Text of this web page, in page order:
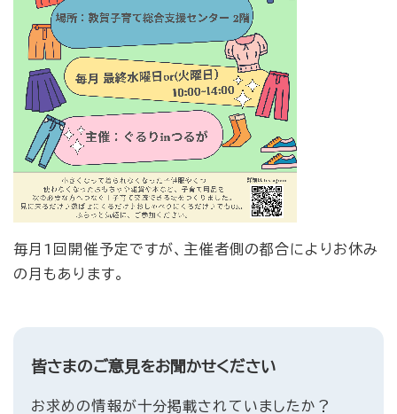
毎月1回開催予定ですが、主催者側の都合によりお休み
の月もあります。
皆さまのご意見をお聞かせください
お求めの情報が十分掲載されていましたか？